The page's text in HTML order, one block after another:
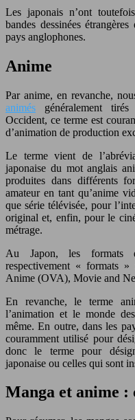
Les japonais n’ont
bandes dessinées
pays anglophones.
Anime
Par anime, en revanche,
animés généralement
Occident, ce terme est
d’animation de production
Le terme vient de
japonaise du mot anglais
produites dans différents
amateur en tant qu’anime
que série télévisée, pour
original et, enfin, pour le
métrage.
Au Japon, les formats
respectivement « formats
Anime (OVA), Movie and
En revanche, le terme
l’animation et le monde
même. En outre, dans les
couramment utilisé pour
donc le terme pour
japonaise ou celles qui sont
Manga et anime